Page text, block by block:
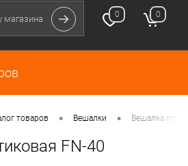
0 0
товаров • Вешалки • Вешалка
FN-40